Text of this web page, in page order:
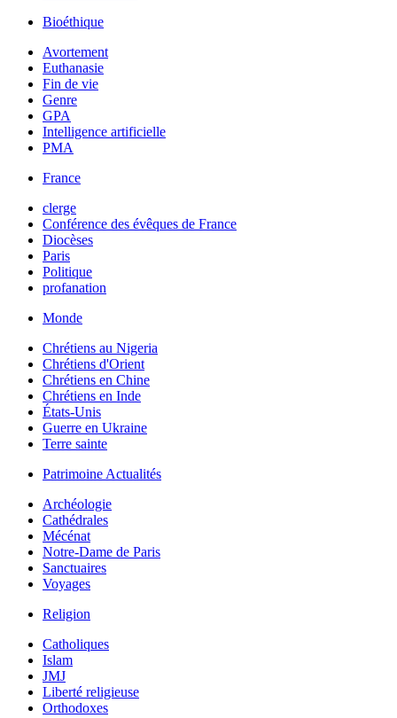
Bioéthique
Avortement
Euthanasie
Fin de vie
Genre
GPA
Intelligence artificielle
PMA
France
clerge
Conférence des évêques de France
Diocèses
Paris
Politique
profanation
Monde
Chrétiens au Nigeria
Chrétiens d'Orient
Chrétiens en Chine
Chrétiens en Inde
États-Unis
Guerre en Ukraine
Terre sainte
Patrimoine Actualités
Archéologie
Cathédrales
Mécénat
Notre-Dame de Paris
Sanctuaires
Voyages
Religion
Catholiques
Islam
JMJ
Liberté religieuse
Orthodoxes